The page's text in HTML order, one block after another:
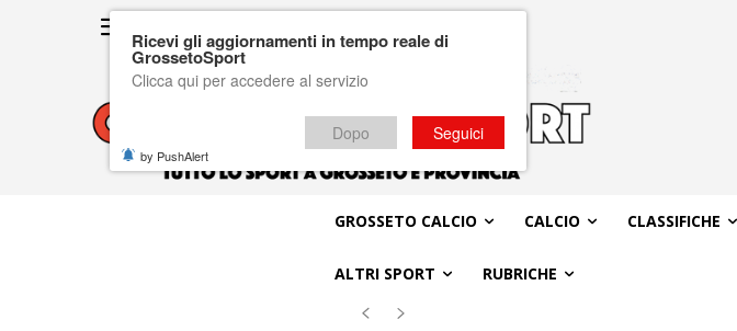
GROSSETO CALCIO CALCIO CLASSIFICHE
ALTRI SPORT RUBRICHE
Ricevi gli aggiornamenti in tempo reale di
GrossetoSport
Clicca qui per accedere al servizio
Dopo Seguici
by PushAlert